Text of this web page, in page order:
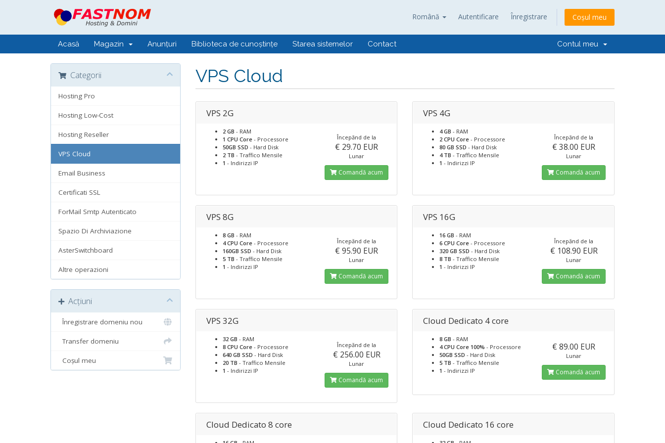
Română Autentificare Înregistrare Coșul meu
Acasă Magazin Anunțuri Biblioteca de cunoștințe Starea sistemelor Contact Contul meu
VPS Cloud
Categorii
Hosting Pro
Hosting Low-Cost
Hosting Reseller
VPS Cloud
Email Business
Certificati SSL
ForMail Smtp Autenticato
Spazio Di Archiviazione
AsterSwitchboard
Altre operazioni
Acțiuni
Înregistrare domeniu nou
Transfer domeniu
Coșul meu
VPS 2G
2 GB - RAM
1 CPU Core- Processore
50GB SSD - Hard Disk
2 TB - Traffico Mensile
1 - Indirizzi IP
Începănd de la
€ 29.70 EUR
Lunar
Comandă acum
VPS 4G
4 GB - RAM
2 CPU Core - Processore
80 GB SSD - Hard Disk
4 TB - Traffico Mensile
1 - Indirizzi IP
Începănd de la
€ 38.00 EUR
Lunar
Comandă acum
VPS 8G
8 GB - RAM
4 CPU Core- Processore
160GB SSD - Hard Disk
5 TB - Traffico Mensile
1 - Indirizzi IP
Începănd de la
€ 95.90 EUR
Lunar
Comandă acum
VPS 16G
16 GB - RAM
6 CPU Core - Processore
320 GB SSD - Hard Disk
8 TB - Traffico Mensile
1 - Indirizzi IP
Începănd de la
€ 108.90 EUR
Lunar
Comandă acum
VPS 32G
32 GB - RAM
8 CPU Core- Processore
640 GB SSD - Hard Disk
20 TB - Traffico Mensile
1 - Indirizzi IP
Începănd de la
€ 256.00 EUR
Lunar
Comandă acum
Cloud Dedicato 4 core
8 GB - RAM
4 CPU Core 100% - Processore
50GB SSD - Hard Disk
5 TB - Traffico Mensile
1 - Indirizzi IP
€ 89.00 EUR
Lunar
Comandă acum
Cloud Dedicato 8 core Cloud Dedicato 16 core